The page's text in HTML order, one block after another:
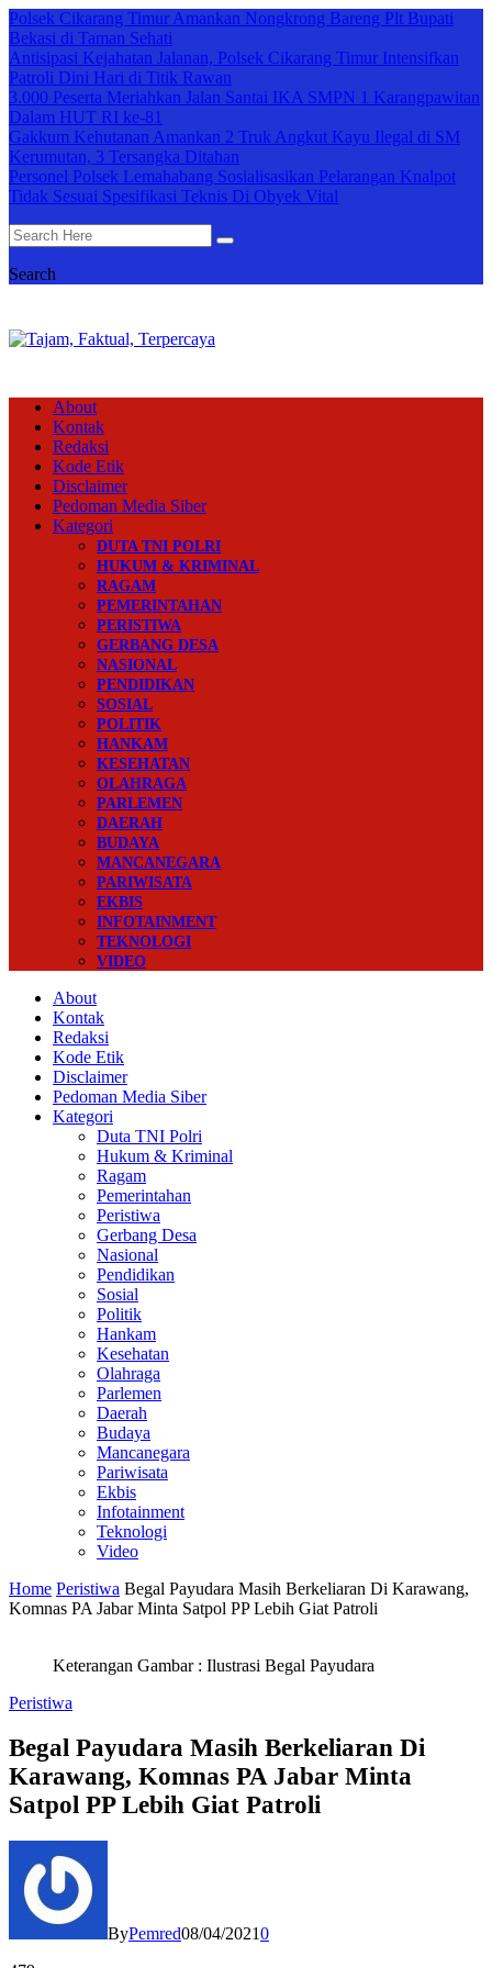
Polsek Cikarang Timur Amankan Nongkrong Bareng Plt Bupati
Bekasi di Taman Sehati
Antisipasi Kejahatan Jalanan, Polsek Cikarang Timur Intensifkan
Patroli Dini Hari di Titik Rawan
3.000 Peserta Meriahkan Jalan Santai IKA SMPN 1 Karangpawitan
Dalam HUT RI ke-81
Gakkum Kehutanan Amankan 2 Truk Angkut Kayu Ilegal di SM
Kerumutan, 3 Tersangka Ditahan
Personel Polsek Lemahabang Sosialisasikan Pelarangan Knalpot
Tidak Sesuai Spesifikasi Teknis Di Obyek Vital
Search
About
Kontak
Redaksi
Kode Etik
Disclaimer
Pedoman Media Siber
Kategori
DUTA TNI POLRI
HUKUM & KRIMINAL
RAGAM
PEMERINTAHAN
PERISTIWA
GERBANG DESA
NASIONAL
PENDIDIKAN
SOSIAL
POLITIK
HANKAM
KESEHATAN
OLAHRAGA
PARLEMEN
DAERAH
BUDAYA
MANCANEGARA
PARIWISATA
EKBIS
INFOTAINMENT
TEKNOLOGI
VIDEO
About
Kontak
Redaksi
Kode Etik
Disclaimer
Pedoman Media Siber
Kategori
Duta TNI Polri
Hukum & Kriminal
Ragam
Pemerintahan
Peristiwa
Gerbang Desa
Nasional
Pendidikan
Sosial
Politik
Hankam
Kesehatan
Olahraga
Parlemen
Daerah
Budaya
Mancanegara
Pariwisata
Ekbis
Infotainment
Teknologi
Video
Home Peristiwa Begal Payudara Masih Berkeliaran Di Karawang,
Komnas PA Jabar Minta Satpol PP Lebih Giat Patroli
Keterangan Gambar : Ilustrasi Begal Payudara
Peristiwa
Begal Payudara Masih Berkeliaran Di
Karawang, Komnas PA Jabar Minta
Satpol PP Lebih Giat Patroli
ByPemred08/04/20210